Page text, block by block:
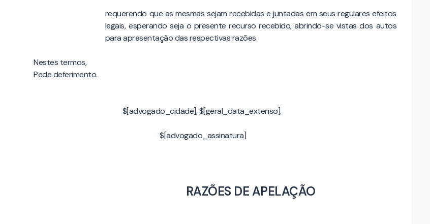
requerendo que as mesmas sejam recebidas e juntadas em seus regulares efeitos
legais, esperando seja o presente recurso recebido, abrindo-se vistas dos autos
para apresentação das respectivas razões.
Nestes termos,
Pede deferimento.
$[advogado_cidade], $[geral_data_extenso].
$[advogado_assinatura]
RAZÕES DE APELAÇÃO